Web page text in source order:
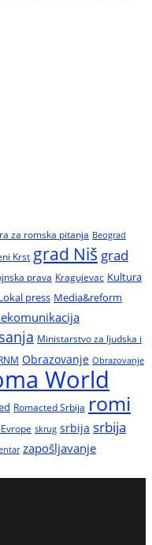
za romska pitanja Beograd
Krst grad Niš grad
prava Kragujevac Kultura
press Media&reform
Ministarstvo za ljudska i
Obrazovanje Obrazovanje
World
Romacted Srbija romi
skrug srbija srbija
zapošljavanje